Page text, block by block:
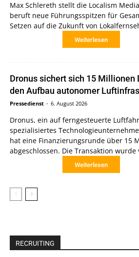
Max Schlereth stellt die Localism
beruft neue Führungsspitzen für
Setzen auf die Zukunft von
Weiterlesen
Dronus sichert sich 15 Millionen
den Aufbau autonomer
Pressedienst - 6. August 2026
Dronus, ein auf ferngesteuerte
spezialisiertes
hat eine Finanzierungsrunde über 15
abgeschlossen. Die Transaktion wurde
Weiterlesen
RECRUITING